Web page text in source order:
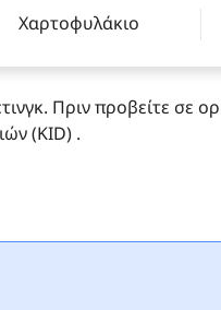
Χαρτοφυλάκιο
Πριν προβείτε σε
(KID) .